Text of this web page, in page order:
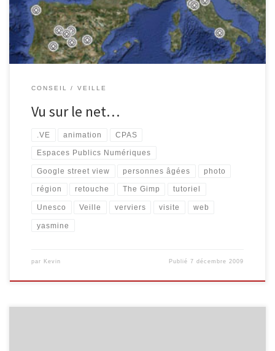
magnifique partenariat, avec le CPAS de Verviers. Grace aux […]
CONSEIL VEILLE
Vu sur le net…
.VE animation CPAS
Espaces Publics Numériques
Google street view personnes âgées photo
région retouche The Gimp tutoriel
Unesco Veille verviers visite web
yasmine
par Kevin Publié7 décembre 2009